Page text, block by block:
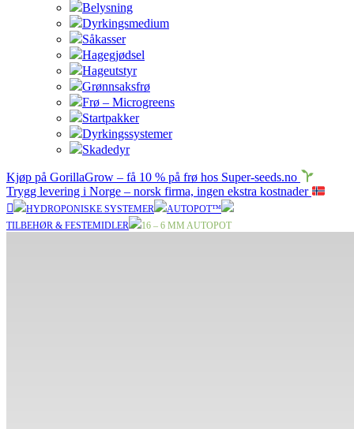
Belysning
Dyrkingsmedium
Såkasser
Hagegjødsel
Hageutstyr
Grønnsaksfrø
Frø – Microgreens
Startpakker
Dyrkingssystemer
Skadedyr
Kjøp på GorillaGrow – få 10 % på frø hos Super-seeds.no
Trygg levering i Norge – norsk firma, ingen ekstra kostnader
HYDROPONISKE SYSTEMER
AUTOPOT™
TILBEHØR & FESTEMIDLER
16 – 6 MM AUTOPOT